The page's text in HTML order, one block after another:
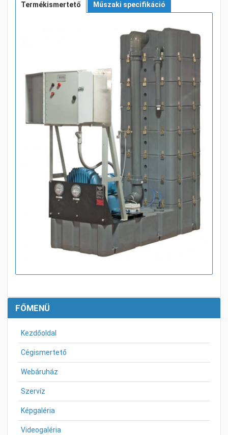
FŐMENÜ
Kezdőoldal
Cégismertető
Webáruház
Szervíz
Képgaléria
Videogaléria
Termékismertető Műszaki specifikáció